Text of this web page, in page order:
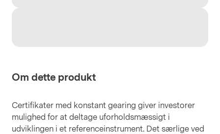
Om dette produkt
Certifikater med konstant gearing giver investorer
mulighed for at deltage uforholdsmæssigt i
udviklingen i et referenceinstrument. Det særlige ved